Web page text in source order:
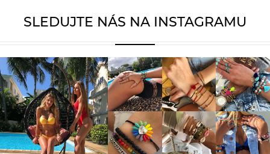
SLEDUJTE NÁS NA INSTAGRAMU